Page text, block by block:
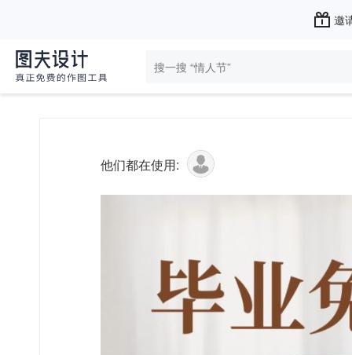
邀
他们都在使用: